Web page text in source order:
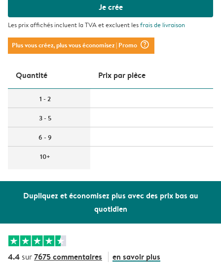
Dupliquez et économisez plus avec des prix bas au
quotidien
Je crée
Les prix affichés incluent la TVA et excluent lesfrais de livraison
Plus vous créez, plus vous économisez| Promo question_mark_circle
Quantité Prix ​​par pièce
1 - 2
3 - 5
6 - 9
10+
4.4 sur7675 commentaires en savoir plus